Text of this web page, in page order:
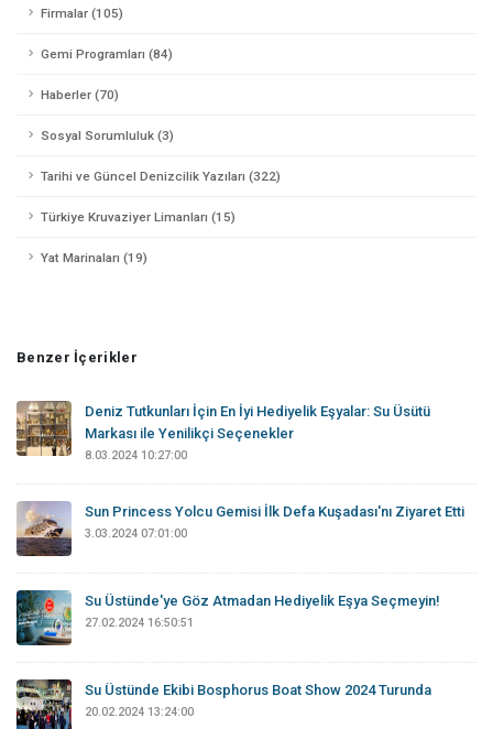
Firmalar (105)
Gemi Programları (84)
Haberler (70)
Sosyal Sorumluluk (3)
Tarihi ve Güncel Denizcilik Yazıları (322)
Türkiye Kruvaziyer Limanları (15)
Yat Marinaları (19)
Benzer İçerikler
Deniz Tutkunları İçin En İyi Hediyelik Eşyalar: Su Üsütü
Markası ile Yenilikçi Seçenekler
8.03.2024 10:27:00
Sun Princess Yolcu Gemisi İlk Defa Kuşadası'nı Ziyaret Etti
3.03.2024 07:01:00
Su Üstünde'ye Göz Atmadan Hediyelik Eşya Seçmeyin!
27.02.2024 16:50:51
Su Üstünde Ekibi Bosphorus Boat Show 2024 Turunda
20.02.2024 13:24:00